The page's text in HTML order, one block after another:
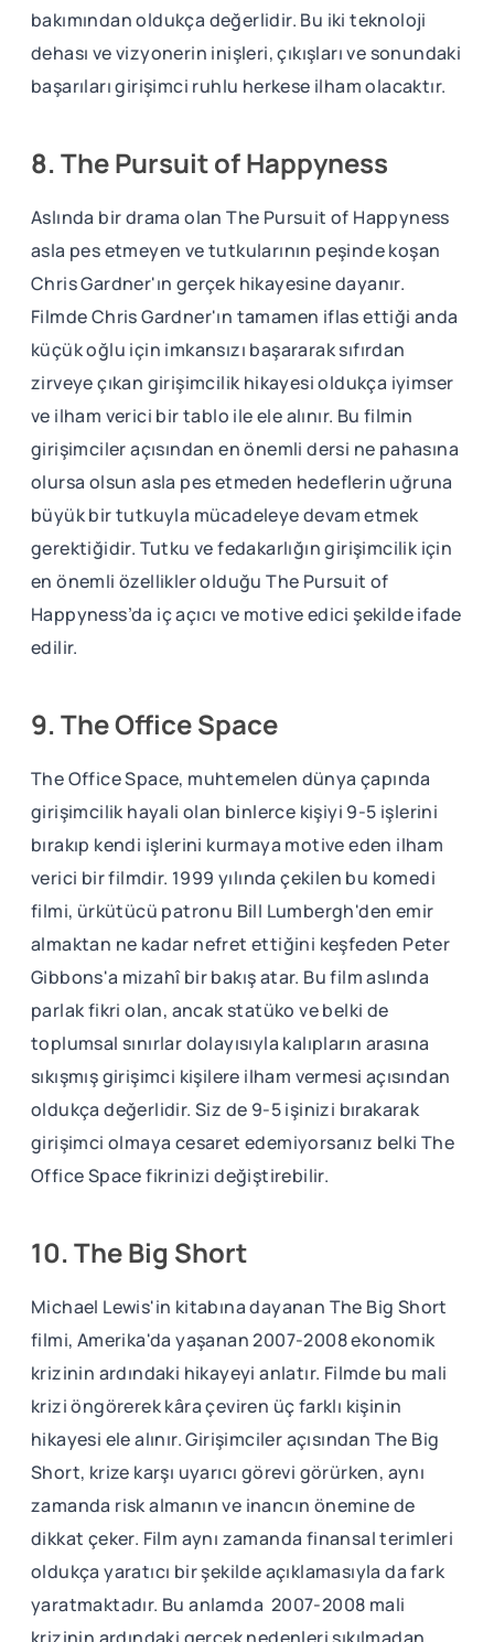
bakımından oldukça değerlidir. Bu iki teknoloji
dehası ve vizyonerin inişleri, çıkışları ve sonundaki
başarıları girişimci ruhlu herkese ilham olacaktır.
8. The Pursuit of Happyness
Aslında bir drama olan The Pursuit of Happyness
asla pes etmeyen ve tutkularının peşinde koşan
Chris Gardner'ın gerçek hikayesine dayanır.
Filmde Chris Gardner'ın tamamen iflas ettiği anda
küçük oğlu için imkansızı başararak sıfırdan
zirveye çıkan girişimcilik hikayesi oldukça iyimser
ve ilham verici bir tablo ile ele alınır. Bu filmin
girişimciler açısından en önemli dersi ne pahasına
olursa olsun asla pes etmeden hedeflerin uğruna
büyük bir tutkuyla mücadeleye devam etmek
gerektiğidir. Tutku ve fedakarlığın girişimcilik için
en önemli özellikler olduğu The Pursuit of
Happyness’da iç açıcı ve motive edici şekilde ifade
edilir.
9. The Office Space
The Office Space, muhtemelen dünya çapında
girişimcilik hayali olan binlerce kişiyi 9-5 işlerini
bırakıp kendi işlerini kurmaya motive eden ilham
verici bir filmdir. 1999 yılında çekilen bu komedi
filmi, ürkütücü patronu Bill Lumbergh'den emir
almaktan ne kadar nefret ettiğini keşfeden Peter
Gibbons'a mizahî bir bakış atar. Bu film aslında
parlak fikri olan, ancak statüko ve belki de
toplumsal sınırlar dolayısıyla kalıpların arasına
sıkışmış girişimci kişilere ilham vermesi açısından
oldukça değerlidir. Siz de 9-5 işinizi bırakarak
girişimci olmaya cesaret edemiyorsanız belki The
Office Space fikrinizi değiştirebilir.
10. The Big Short
Michael Lewis'in kitabına dayanan The Big Short
filmi, Amerika'da yaşanan 2007-2008 ekonomik
krizinin ardındaki hikayeyi anlatır. Filmde bu mali
krizi öngörerek kâra çeviren üç farklı kişinin
hikayesi ele alınır. Girişimciler açısından The Big
Short, krize karşı uyarıcı görevi görürken, aynı
zamanda risk almanın ve inancın önemine de
dikkat çeker. Film aynı zamanda finansal terimleri
oldukça yaratıcı bir şekilde açıklamasıyla da fark
yaratmaktadır. Bu anlamda 2007-2008 mali